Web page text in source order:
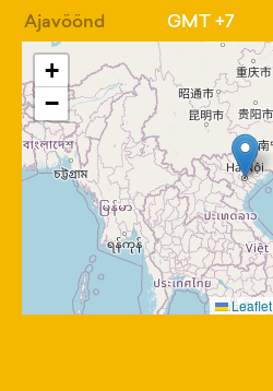
Ajavöönd
GMT +7
+
−
Leaflet